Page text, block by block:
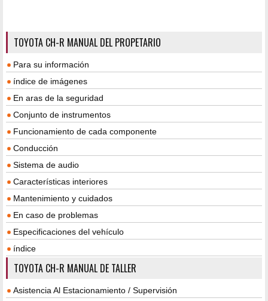
TOYOTA CH-R MANUAL DEL PROPETARIO
Para su información
índice de imágenes
En aras de la seguridad
Conjunto de instrumentos
Funcionamiento de cada componente
Conducción
Sistema de audio
Características interiores
Mantenimiento y cuidados
En caso de problemas
Especificaciones del vehículo
índice
TOYOTA CH-R MANUAL DE TALLER
Asistencia Al Estacionamiento / Supervisión